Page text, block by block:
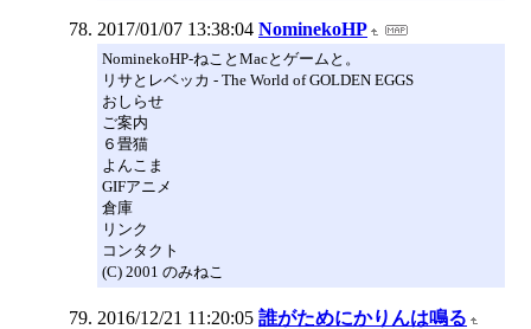
2017/01/07 13:38:04 NominekoHP
NominekoHP-ねことMacとゲームと。
リサとレベッカ - The World of GOLDEN EGGS
おしらせ
ご案内
６畳猫
よんこま
GIFアニメ
倉庫
リンク
コンタクト
(C) 2001 のみねこ
2016/12/21 11:20:05 誰がためにかりんは鳴る